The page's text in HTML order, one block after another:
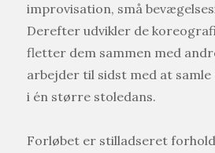
improvisation, små
Derefter udvikler de
fletter dem sammen med
arbejder til sidst med at samle
i én større stoledans.
Forløbet er stilladseret